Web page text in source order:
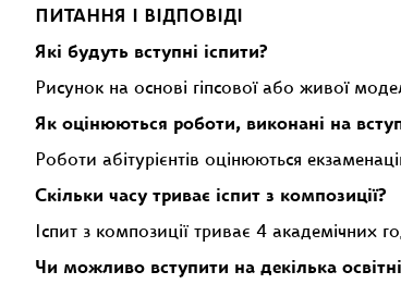
ПИТАННЯ І ВІДПОВІДІ
Які будуть вступні іспити?
Рисунок на основі гіпсової або живої
Як оцінюються роботи, виконані на
Роботи абітурієнтів оцінюються
Скільки часу триває іспит з композиції?
Іспит з композиції триває 4 академічних
Чи можливо вступити на декілька